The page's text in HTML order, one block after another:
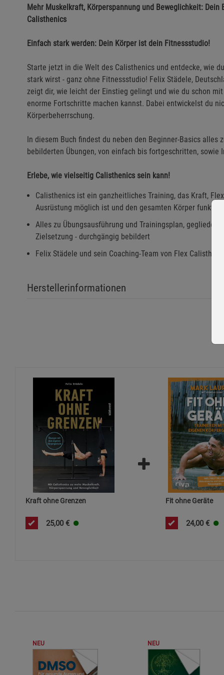
Mehr Muskelkraft, Körperspannung und Beweglichkeit:
Calisthenics
Einfach stark werden: Dein Körper ist dein Fitnessstudio!
Starte jetzt in die Welt des Calisthenics und entdecke, wie
stark wirst - ganz ohne Fitnessstudio! Felix Städele,
zeigt dir, wie leicht der Einstieg gelingt und wie du schon
enorme Fortschritte machen kannst. Dabei entwickelst du
Körperbeherrschung.
In diesem Buch findest du neben den Beginner-Basics
bebilderten Übungen, von einfach bis fortgeschritten,
Erlebe, wie vielseitig Calisthenics sein kann!
Calisthenics ist ein ganzheitliches Training, das Kraft,
Ausrüstung möglich ist und den gesamten Körper
Alles zu Übungsausführung und Trainingsplan,
Zielsetzung - durchgängig bebildert
Felix Städele und sein Coaching-Team von Flex
Herstellerinformationen
Kraft ohne Grenzen
25,00 €
Fit ohne Geräte
24,00 €
NEU NEU